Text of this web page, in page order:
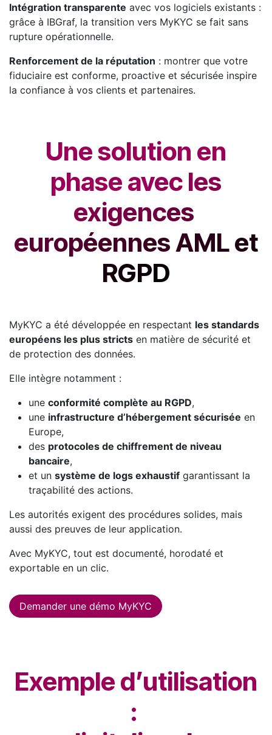
Intégration transparente avec vos logiciels existants :
grâce à IBGraf, la transition vers MyKYC se fait sans
rupture opérationnelle.
Renforcement de la réputation : montrer que votre
fiduciaire est conforme, proactive et sécurisée inspire
la confiance à vos clients et partenaires.
Une solution en
phase avec les
exigences
européennes AML et
RGPD​
MyKYC a été développée en respectant les standards
européens les plus stricts en matière de sécurité et
de protection des données.
Elle intègre notamment :
une conformité complète au RGPD,
une infrastructure d’hébergement sécurisée en
Europe,
des protocoles de chiffrement de niveau
bancaire,
et un système de logs exhaustif garantissant la
traçabilité des actions.
Les autorités exigent des procédures solides, mais
aussi des preuves de leur application.
Avec MyKYC, tout est documenté, horodaté et
exportable en un clic.
Demander une démo MyKYC
Exemple d’utilisation
: